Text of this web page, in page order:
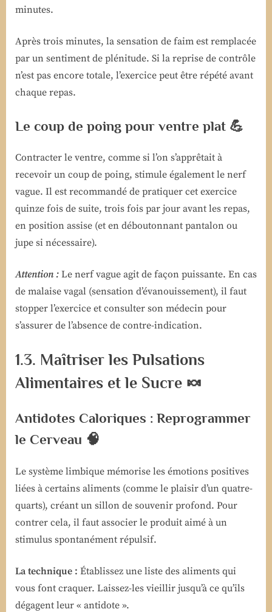
minutes.
Après trois minutes, la sensation de faim est remplacée
par un sentiment de plénitude. Si la reprise de contrôle
n’est pas encore totale, l’exercice peut être répété avant
chaque repas.
Le coup de poing pour ventre plat 💪
Contracter le ventre, comme si l’on s’apprêtait à
recevoir un coup de poing, stimule également le nerf
vague. Il est recommandé de pratiquer cet exercice
quinze fois de suite, trois fois par jour avant les repas,
en position assise (et en déboutonnant pantalon ou
jupe si nécessaire).
Attention : Le nerf vague agit de façon puissante. En cas
de malaise vagal (sensation d’évanouissement), il faut
stopper l’exercice et consulter son médecin pour
s’assurer de l’absence de contre-indication.
1.3. Maîtriser les Pulsations
Alimentaires et le Sucre 🍬
Antidotes Caloriques : Reprogrammer
le Cerveau 🧠
Le système limbique mémorise les émotions positives
liées à certains aliments (comme le plaisir d’un quatre-
quarts), créant un sillon de souvenir profond. Pour
contrer cela, il faut associer le produit aimé à un
stimulus spontanément répulsif.
La technique : Établissez une liste des aliments qui
vous font craquer. Laissez-les vieillir jusqu’à ce qu’ils
dégagent leur « antidote ».